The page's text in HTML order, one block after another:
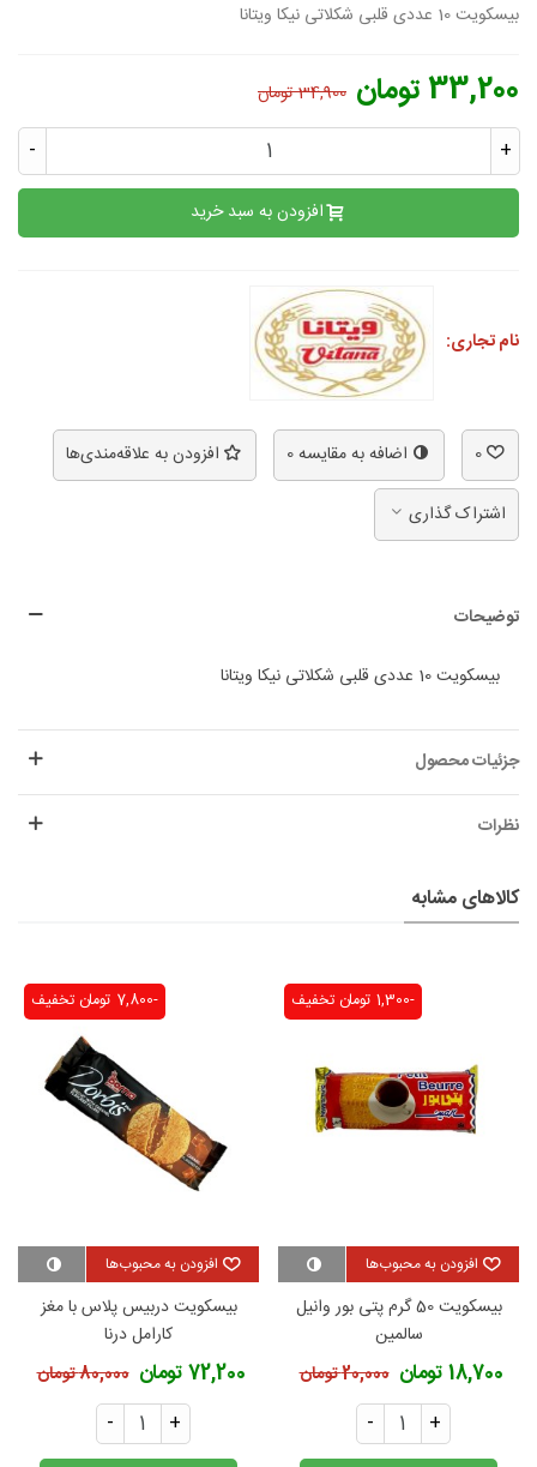
بیسکویت 10 عددی قلبی شکلاتی نیکا ویتانا
33,200 تومان 34,900 تومان
- +
افزودن به سبد خرید
نام تجاری:
0 اضافه به مقایسه0 افزودن به علاقه‌مندی‌ها
اشتراک گذاری
توضیحات
بیسکویت 10 عددی قلبی شکلاتی نیکا ویتانا
جزئیات محصول
نظرات
کالاهای مشابه
تخفیف -1,300 تومان
افزودن به محبوب‌ها
بیسکویت 50 گرم پتی بور وانیل
سالمین
18,700 تومان 20,000 تومان
- +
تخفیف -7,800 تومان
افزودن به محبوب‌ها
بیسکویت دربیس پلاس با مغز
کارامل درنا
72,200 تومان 80,000 تومان
- +